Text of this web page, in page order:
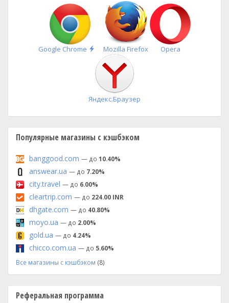
Google Chrome
Быстрая
установка
Mozilla Firefox Opera
Яндекс.Браузер
Популярные магазины с кэшбэком
banggood.com — до 10.40%
answear.ua — до 7.20%
city.travel — до 6.00%
cleartrip.com — до 224.00 INR
dhgate.com — до 40.80%
moyo.ua — до 2.00%
gold.ua — до 4.24%
chicco.com.ua — до 5.60%
Все магазины с кэшбэком (8)
Реферальная программа